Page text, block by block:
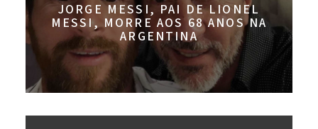
JORGE MESSI, PAI DE LIONEL
MESSI, MORRE AOS 68 ANOS NA
ARGENTINA